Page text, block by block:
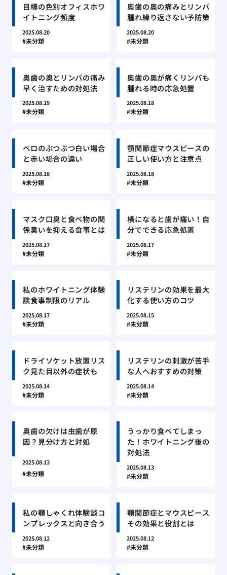
目標の色別オフィスホワ
イトニング頻度
2025.08.20
未分類
奥歯の奥の痛みとリンパ
腫れ繰り返さない予防策
2025.08.20
未分類
奥歯の奥とリンパの痛み
早く治すための対処法
2025.08.19
未分類
奥歯の奥が痛くリンパも
腫れる時の応急処置
2025.08.18
未分類
ベロのぶつぶつ白い場合
と赤い場合の違い
2025.08.18
未分類
顎関節症マウスピースの
正しい使い方と注意点
2025.08.18
未分類
マスク口臭と食べ物の関
係臭いを抑える食事とは
2025.08.17
未分類
横になると歯が痛い！自
分でできる応急処置
2025.08.17
未分類
私のホワイトニング体験
談食事制限のリアル
2025.08.17
未分類
リステリンの効果を最大
化する使い方のコツ
2025.08.15
未分類
ドライソケット放置リス
ク見た目以外の症状も
2025.08.14
未分類
リステリンの刺激が苦手
な人へおすすめの対策
2025.08.14
未分類
奥歯の欠けは虫歯が原
因？見分け方と対処
2025.08.13
未分類
うっかり食べてしまっ
た！ホワイトニング後の
対処法
2025.08.13
未分類
私の顎しゃくれ体験談コ
ンプレックスと向き合う
2025.08.12
未分類
顎関節症とマウスピース
その効果と役割とは
2025.08.12
未分類